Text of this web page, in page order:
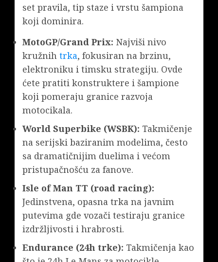
set pravila, tip staze i vrstu šampiona
koji dominira.
MotoGP/Grand Prix: Najviši nivo
kružnih trka, fokusiran na brzinu,
elektroniku i timsku strategiju. Ovde
ćete pratiti konstruktere i šampione
koji pomeraju granice razvoja
motocikala.
World Superbike (WSBK): Takmičenje
na serijski baziranim modelima, često
sa dramatičnijim duelima i većom
pristupačnošću za fanove.
Isle of Man TT (road racing):
Jedinstvena, opasna trka na javnim
putevima gde vozači testiraju granice
izdržljivosti i hrabrosti.
Endurance (24h trke): Takmičenja kao